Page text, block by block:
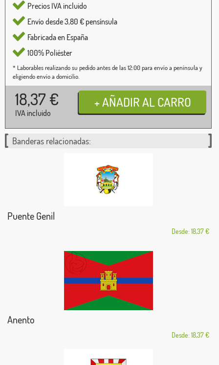
Precios IVA incluido
Envío desde 3,80 € pensínsula
Fabricada en España
100% Poliéster
* Laborables realizando su pedido antes de las 12:00 para envío a península y
eligiendo envío a domicilio.
18,37 €
IVA incluido
Banderas relacionadas:
Puente Genil
Desde: 18,37 €
Anento
Desde: 18,37 €